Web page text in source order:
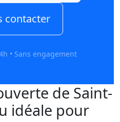
contacter
• Sans engagement
de Saint-
idéale pour